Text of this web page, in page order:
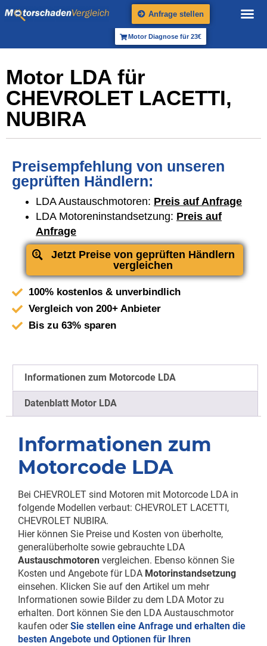
Anfrage stellen
Motor Diagnose für 23€
Motor LDA für
CHEVROLET LACETTI,
NUBIRA
Preisempfehlung von unseren
geprüften Händlern:
LDA Austauschmotoren: Preis auf Anfrage
LDA Motoreninstandsetzung: Preis auf
Anfrage
Jetzt Preise von geprüften Händlern
vergleichen
100% kostenlos & unverbindlich
Vergleich von 200+ Anbieter
Bis zu 63% sparen
Informationen zum Motorcode LDA
Datenblatt Motor LDA
Informationen zum
Motorcode LDA
Bei CHEVROLET sind Motoren mit Motorcode LDA in
folgende Modellen verbaut: CHEVROLET LACETTI,
CHEVROLET NUBIRA.
Hier können Sie Preise und Kosten von überholte,
generalüberholte sowie gebrauchte LDA
Austauschmotoren vergleichen. Ebenso können Sie
Kosten und Angebote für LDA Motorinstandsetzung
einsehen. Klicken Sie auf den Artikel um mehr
Informationen sowie Bilder zu dem LDA Motor zu
erhalten. Dort können Sie den LDA Austauschmotor
kaufen oderSie stellen eine Anfrage und erhalten die
besten Angebote und Optionen für Ihren